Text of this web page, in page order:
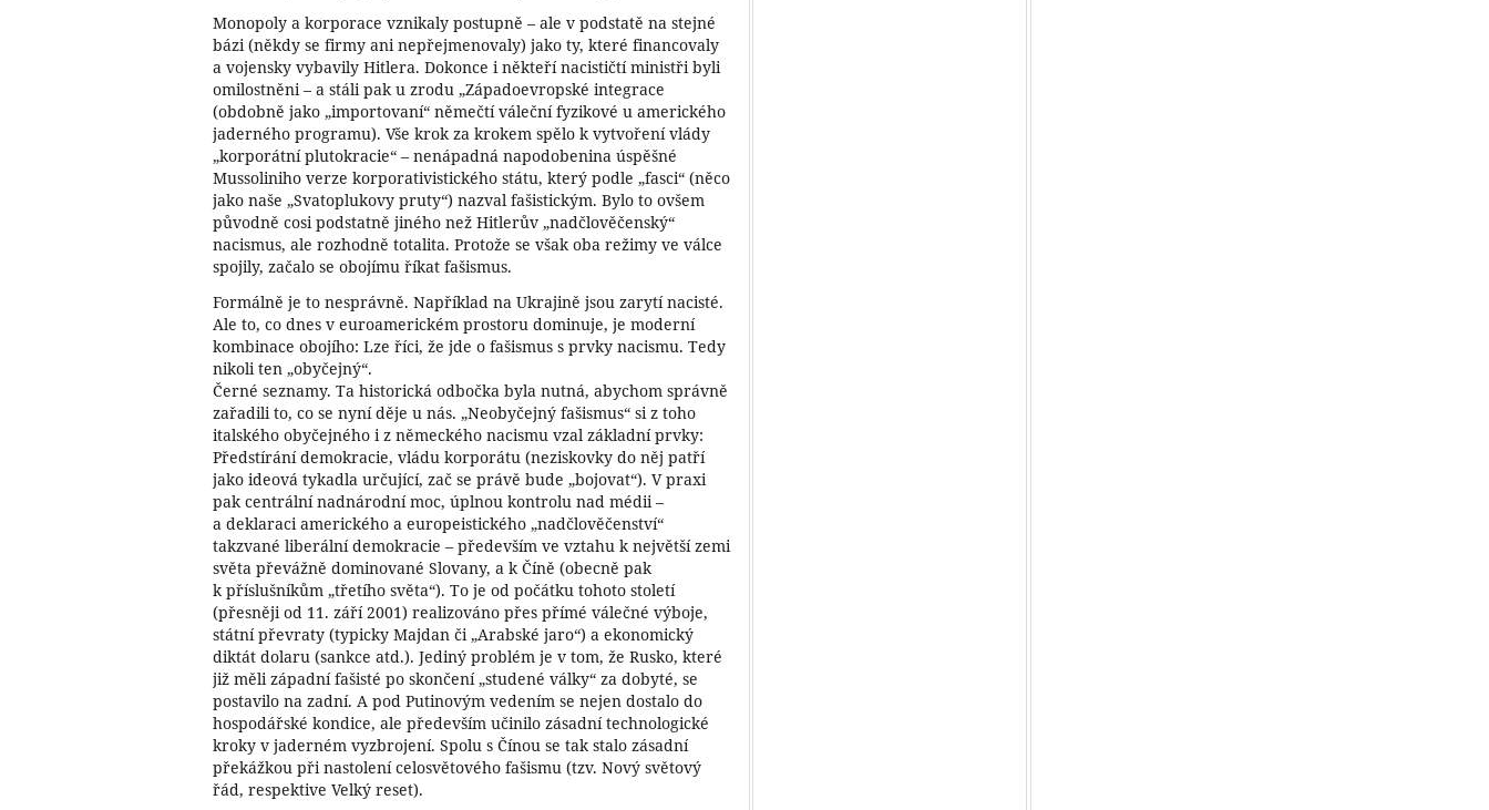
Monopoly a korporace vznikaly postupně – ale v podstatě na stejné
bázi (někdy se firmy ani nepřejmenovaly) jako ty, které financovaly
a vojensky vybavily Hitlera. Dokonce i někteří nacističtí ministři byli
omilostněni – a stáli pak u zrodu „Západoevropské integrace
(obdobně jako „importovaní“ němečtí váleční fyzikové u amerického
jaderného programu). Vše krok za krokem spělo k vytvoření vlády
„korporátní plutokracie“ – nenápadná napodobenina úspěšné
Mussoliniho verze korporativistického státu, který podle „fasci“ (něco
jako naše „Svatoplukovy pruty“) nazval fašistickým. Bylo to ovšem
původně cosi podstatně jiného než Hitlerův „nadčlověčenský“
nacismus, ale rozhodně totalita. Protože se však oba režimy ve válce
spojily, začalo se obojímu říkat fašismus.
Formálně je to nesprávně. Například na Ukrajině jsou zarytí nacisté.
Ale to, co dnes v euroamerickém prostoru dominuje, je moderní
kombinace obojího: Lze říci, že jde o fašismus s prvky nacismu. Tedy
nikoli ten „obyčejný“.
Černé seznamy. Ta historická odbočka byla nutná, abychom správně
zařadili to, co se nyní děje u nás. „Neobyčejný fašismus“ si z toho
italského obyčejného i z německého nacismu vzal základní prvky:
Předstírání demokracie, vládu korporátu (neziskovky do něj patří
jako ideová tykadla určující, zač se právě bude „bojovat“). V praxi
pak centrální nadnárodní moc, úplnou kontrolu nad médii –
a deklaraci amerického a europeistického „nadčlověčenství“
takzvané liberální demokracie – především ve vztahu k největší zemi
světa převážně dominované Slovany, a k Číně (obecně pak
k příslušníkům „třetího světa“). To je od počátku tohoto století
(přesněji od 11. září 2001) realizováno přes přímé válečné výboje,
státní převraty (typicky Majdan či „Arabské jaro“) a ekonomický
diktát dolaru (sankce atd.). Jediný problém je v tom, že Rusko, které
již měli západní fašisté po skončení „studené války“ za dobyté, se
postavilo na zadní. A pod Putinovým vedením se nejen dostalo do
hospodářské kondice, ale především učinilo zásadní technologické
kroky v jaderném vyzbrojení. Spolu s Čínou se tak stalo zásadní
překážkou při nastolení celosvětového fašismu (tzv. Nový světový
řád, respektive Velký reset).